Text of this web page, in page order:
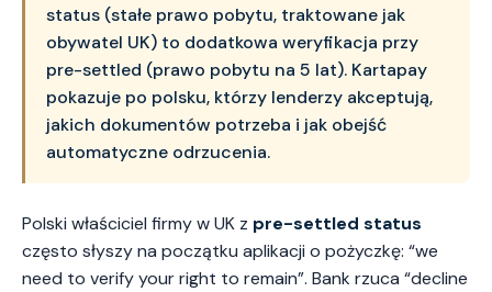
status (stałe prawo pobytu, traktowane jak
obywatel UK) to dodatkowa weryfikacja przy
pre-settled (prawo pobytu na 5 lat). Kartapay
pokazuje po polsku, którzy lenderzy akceptują,
jakich dokumentów potrzeba i jak obejść
automatyczne odrzucenia.
Polski właściciel firmy w UK z pre-settled status
często słyszy na początku aplikacji o pożyczkę: “we
need to verify your right to remain”. Bank rzuca “decline